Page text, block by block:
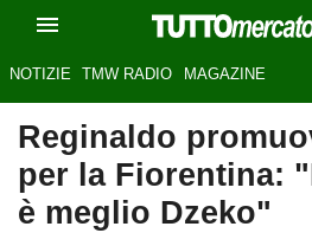
NOTIZIE TMW RADIO MAGAZINE
Reginaldo
per la Fiorentina:
è meglio Dzeko"